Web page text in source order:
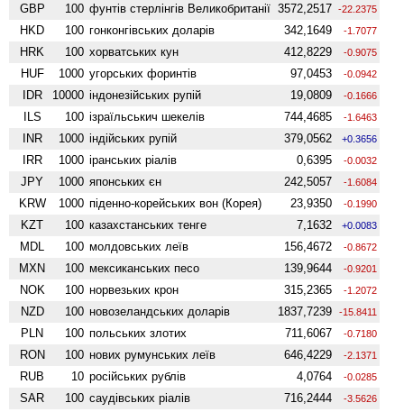
GBP 100 фунтів стерлінгів Велико­британії 3572,2517 -22.2375
HKD 100 гонконгівських доларів 342,1649 -1.7077
HRK 100 хорватських кун 412,8229 -0.9075
HUF 1000 угорських форинтів 97,0453 -0.0942
IDR 10000 індонезійських рупій 19,0809 -0.1666
ILS 100 ізраїльськич шекелів 744,4685 -1.6463
INR 1000 індійських рупій 379,0562 +0.3656
IRR 1000 іранських ріалів 0,6395 -0.0032
JPY 1000 японських єн 242,5057 -1.6084
KRW 1000 піденно-корейських вон (Корея) 23,9350 -0.1990
KZT 100 казахстанських тенге 7,1632 +0.0083
MDL 100 молдовських леїв 156,4672 -0.8672
MXN 100 мексиканських песо 139,9644 -0.9201
NOK 100 норвезьких крон 315,2365 -1.2072
NZD 100 ново­зеландських доларів 1837,7239 -15.8411
PLN 100 польських злотих 711,6067 -0.7180
RON 100 нових румунських леїв 646,4229 -2.1371
RUB 10 російських рублів 4,0764 -0.0285
SAR 100 саудівських ріалів 716,2444 -3.5626